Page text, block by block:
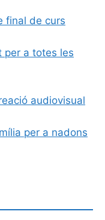
final de curs
per a totes les
audiovisual
per a nadons